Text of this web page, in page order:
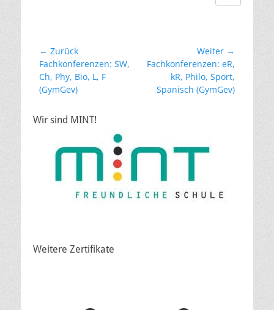
Beitragsnavigation
← Zurück
Vorheriger
Beitrag:
Fachkonferenzen: SW,
Ch, Phy, Bio, L, F
(GymGev)
Weiter →
Nächster
Fachkonferenzen: eR,
kR, Philo, Sport,
Spanisch (GymGev)
Wir sind MINT!
Weitere Zertifikate